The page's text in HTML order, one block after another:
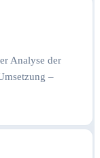
Analyse der
–